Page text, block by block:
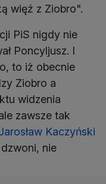
więź z Ziobro".
PiS nigdy nie
Poncyljusz. I
to iż obecnie
Ziobro a
widzenia
zawsze tak
Kaczyński
nie